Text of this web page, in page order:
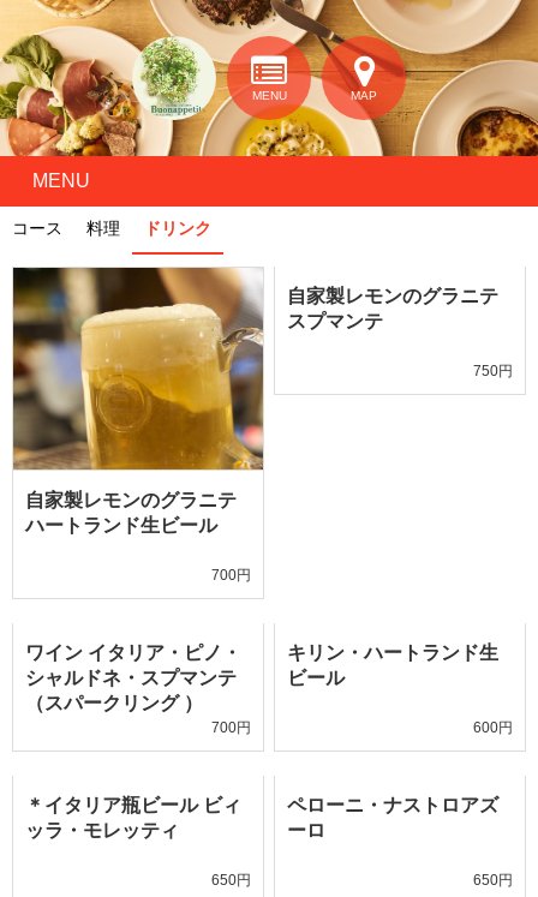
MENU MAP
MENU
コース 料理 ドリンク
自家製レモンのグラニテ
ハートランド生ビール
700円
自家製レモンのグラニテ
スプマンテ
750円
ワイン イタリア・ピノ・
シャルドネ・スプマンテ
（スパークリング ）
700円
キリン・ハートランド生
ビール
600円
＊イタリア瓶ビール ビィ
ッラ・モレッティ
650円
ペローニ・ナストロアズ
ーロ
650円